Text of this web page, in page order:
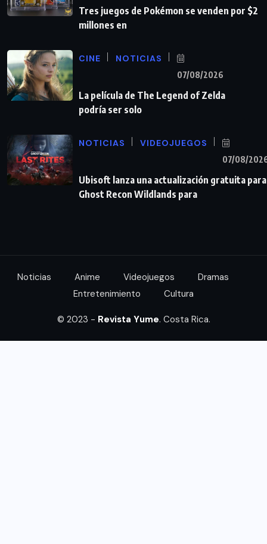
Tres juegos de Pokémon se venden por $2
millones en
CINE NOTICIAS
07/08/2026
La película de The Legend of Zelda
podría ser solo
NOTICIAS VIDEOJUEGOS
07/08/
Ubisoft lanza una actualización gratuita para
Ghost Recon Wildlands para
Noticias Anime Videojuegos
Dramas
Entretenimiento
Cultura
© 2023 - Revista Yume. Costa Rica.